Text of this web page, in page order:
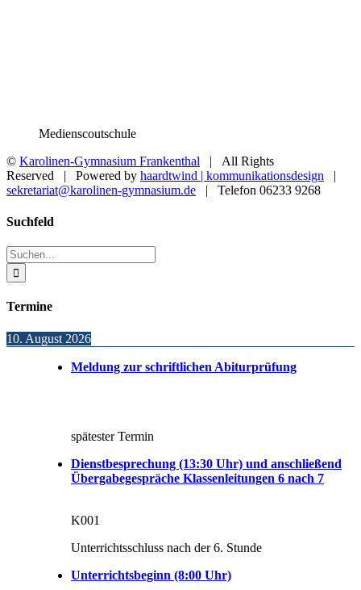
Medienscoutschule
© Karolinen-Gymnasium Frankenthal | All Rights
Reserved | Powered by haardtwind | kommunikationsdesign |
sekretariat@karolinen-gymnasium.de | Telefon 06233 9268
Toggle
Bar
Area
Suchfeld
Suche
nach:
Termine
10. August 2026
Meldung zur schriftlichen Abiturprüfung
spätester Termin
Dienstbesprechung (13:30 Uhr) und anschließend
Übergabegespräche Klassenleitungen 6 nach 7
K001
Unterrichtsschluss nach der 6. Stunde
Unterrichtsbeginn (8:00 Uhr)